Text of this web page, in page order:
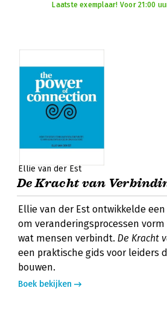
Laatste exemplaar! Voor 21:00
Ellie van der Est
De Kracht van
Ellie van der Est ontwikkelde
om veranderingsprocessen
wat mensen verbindt. De Kracht
een praktische gids voor leiders
bouwen.
Boek bekijken